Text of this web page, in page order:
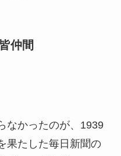
仲間
なかったのが、1939
果たした毎日新聞の